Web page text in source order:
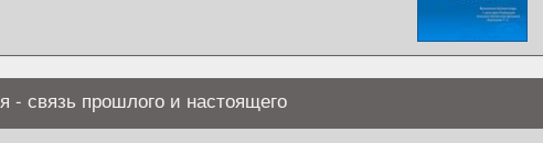
- связь прошлого и настоящего